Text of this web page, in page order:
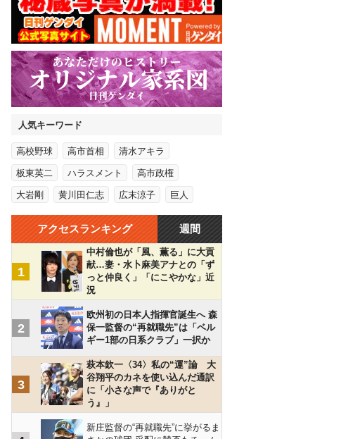
人気キーワード
高校野球 高市首相 清水アキラ
板東英二 ハラスメント 高市政権
大岩剛 黄川田仁志 広末涼子 巨人
アクセスランキング 週間
1
中村倫也が「風、薫る」に大貢
献…妻・水卜麻美アナとの「ず
っと仲良く」「にこやかな」近
況
2
欧州初の日本人指揮官誕生へ 森
保一監督の“再就職先”は「ベル
ギー1部の日系クラブ」一択か
3
萩本欽一〈34〉私の“運”論 大
谷翔平のカネを使い込んだ通訳
に「小さな声で『ありがと
う』」
新庄監督の“再就職先”に挙がるま